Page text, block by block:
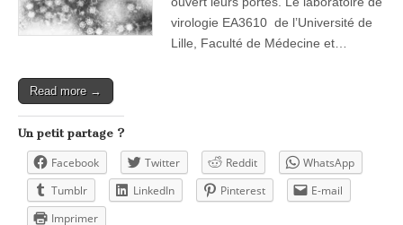
virologie EA3610 de l’Université de
Lille, Faculté de Médecine et…
Read more →
Un petit partage ?
Facebook Twitter Reddit
WhatsApp
Tumblr
LinkedIn Pinterest
E-mail
Imprimer